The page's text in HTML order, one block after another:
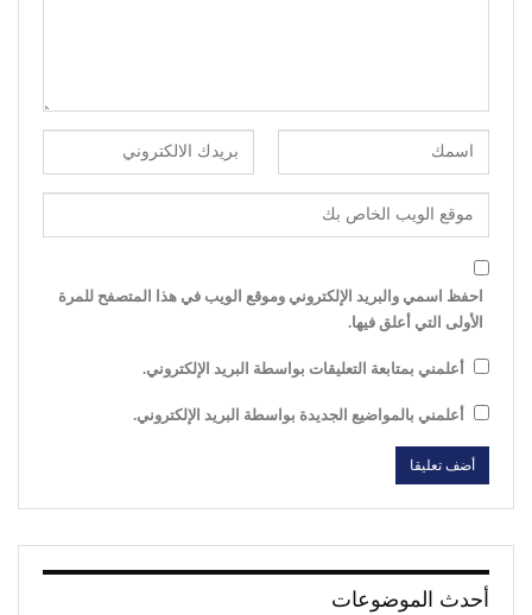
احفظ اسمي والبريد الإلكتروني وموقع الويب في هذا المتصفح للمرة
الأولى التي أعلق فيها.
أعلمني بمتابعة التعليقات بواسطة البريد الإلكتروني.
أعلمني بالمواضيع الجديدة بواسطة البريد الإلكتروني.
أحدث الموضوعات